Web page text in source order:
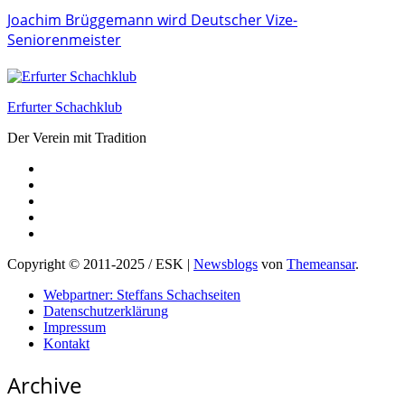
Joachim Brüggemann wird Deutscher Vize-
Seniorenmeister
Erfurter Schachklub
Der Verein mit Tradition
Copyright © 2011-2025 / ESK Newsblogs von Themeansar.
Webpartner: Steffans Schachseiten
Datenschutzerklärung
Impressum
Kontakt
Archive